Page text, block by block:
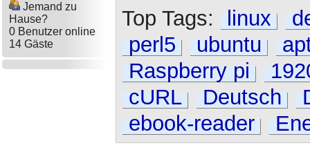
Jemand zu
Hause?
0 Benutzer online
14 Gäste
Top Tags:
linux
perl5
ubuntu
Raspberry pi
cURL
Deutsch
ebook-reader